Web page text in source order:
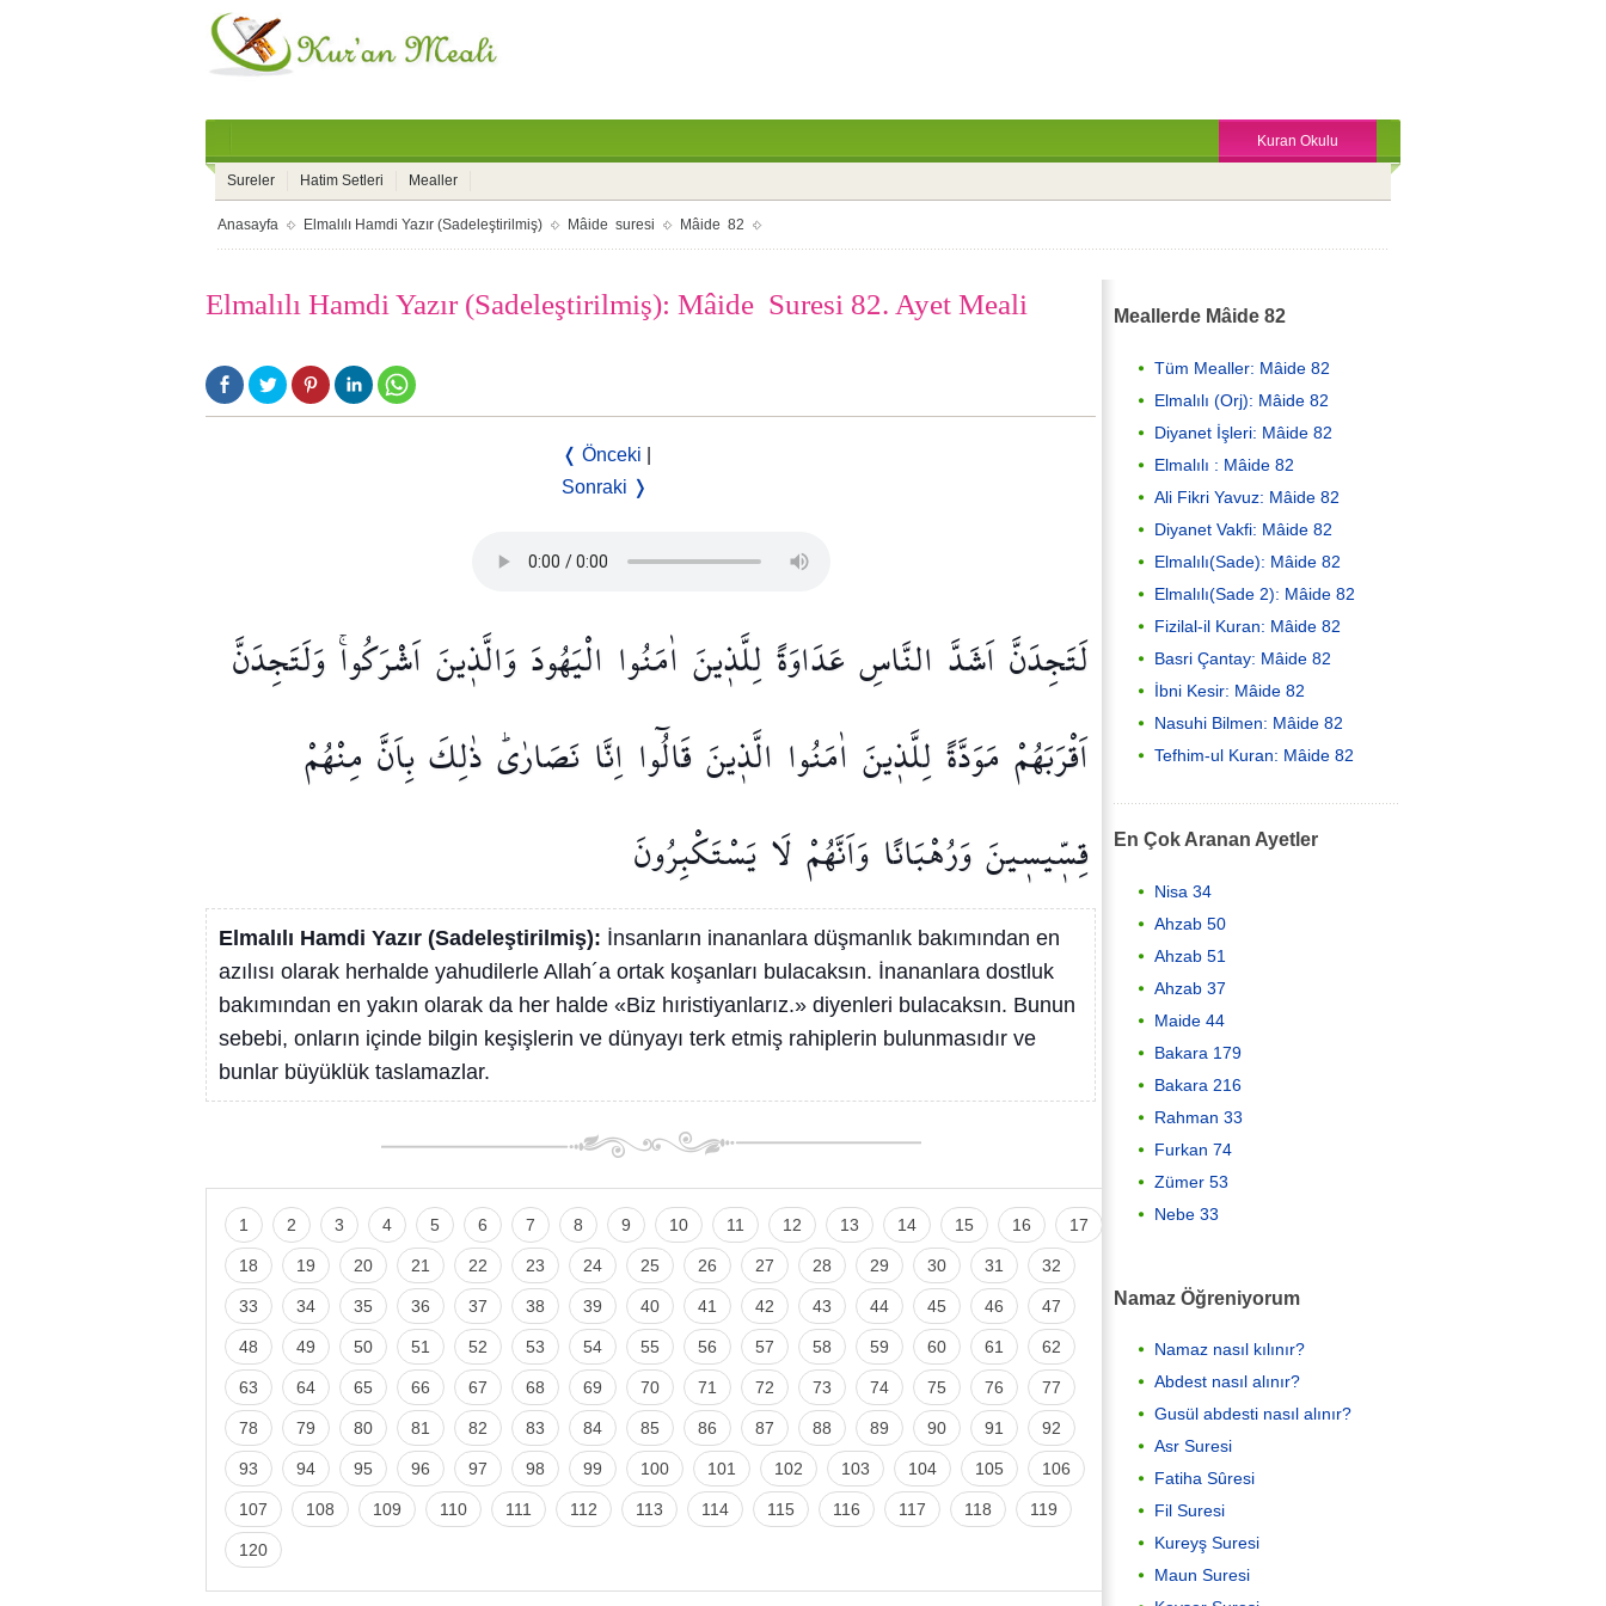
Kuran Okulu
Sureler Hatim Setleri Mealler
Anasayfa Elmalılı Hamdi Yazır (Sadeleştirilmiş) Mâide suresi Mâide 82
Elmalılı Hamdi Yazır (Sadeleştirilmiş): Mâide Suresi 82. Ayet Meali
❬ Önceki
Sonraki ❭
لَتَجِدَنَّاَشَدَّ النَّاسِ عَدَاوَةًلِلَّذ۪ينَ اٰمَنُوا الْيَهُودَ وَالَّذ۪ينَاَشْرَكُواۚوَلَتَجِدَنَّ
اَقْرَبَهُمْ مَوَدَّةًلِلَّذ۪ينَ اٰمَنُوا الَّذ۪ينَ قَالُٓوا اِنَّا نَصَارٰىۜ ذٰلِكَبِاَنَّ مِنْهُمْ
قِسّ۪يس۪ينَوَرُهْبَانًا وَاَنَّهُمْ لَا يَسْتَكْبِرُونَ
Elmalılı Hamdi Yazır (Sadeleştirilmiş): İnsanların inananlara düşmanlık bakımından en
azılısı olarak herhalde yahudilerle Allah´a ortak koşanları bulacaksın. İnananlara dostluk
bakımından en yakın olarak da her halde «Biz hıristiyanlarız.» diyenleri bulacaksın. Bunun
sebebi, onların içinde bilgin keşişlerin ve dünyayı terk etmiş rahiplerin bulunmasıdır ve
bunlar büyüklük taslamazlar.
1 2 3 4 5 6 7 8 9 10 11 12 13 14 15 16 17
18 19 20 21 22 23 24 25 26 27 28 29 30 31 32
33 34 35 36 37 38 39 40 41 42 43 44 45 46 47
48 49 50 51 52 53 54 55 56 57 58 59 60 61 62
63 64 65 66 67 68 69 70 71 72 73 74 75 76 77
78 79 80 81 82 83 84 85 86 87 88 89 90 91 92
93 94 95 96 97 98 99 100 101 102 103 104 105 106
107 108 109 110 111 112 113 114 115 116 117 118 119
120
Meallerde Mâide 82
Tüm Mealler: Mâide 82
Elmalılı (Orj): Mâide 82
Diyanet İşleri: Mâide 82
Elmalılı : Mâide 82
Ali Fikri Yavuz: Mâide 82
Diyanet Vakfi: Mâide 82
Elmalılı(Sade): Mâide 82
Elmalılı(Sade 2): Mâide 82
Fizilal-il Kuran: Mâide 82
Basri Çantay: Mâide 82
İbni Kesir: Mâide 82
Nasuhi Bilmen: Mâide 82
Tefhim-ul Kuran: Mâide 82
En Çok Aranan Ayetler
Nisa 34
Ahzab 50
Ahzab 51
Ahzab 37
Maide 44
Bakara 179
Bakara 216
Rahman 33
Furkan 74
Zümer 53
Nebe 33
Namaz Öğreniyorum
Namaz nasıl kılınır?
Abdest nasıl alınır?
Gusül abdesti nasıl alınır?
Asr Suresi
Fatiha Sûresi
Fil Suresi
Kureyş Suresi
Maun Suresi